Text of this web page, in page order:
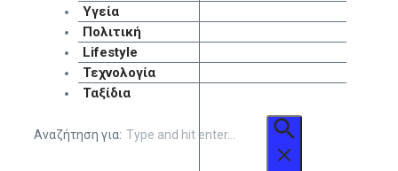
Υγεία
Πολιτική
Lifestyle
Τεχνολογία
Ταξίδια
Αναζήτηση για: